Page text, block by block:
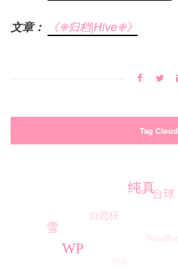
文章： 《❈归档|Hive❈》
Tag Cloud